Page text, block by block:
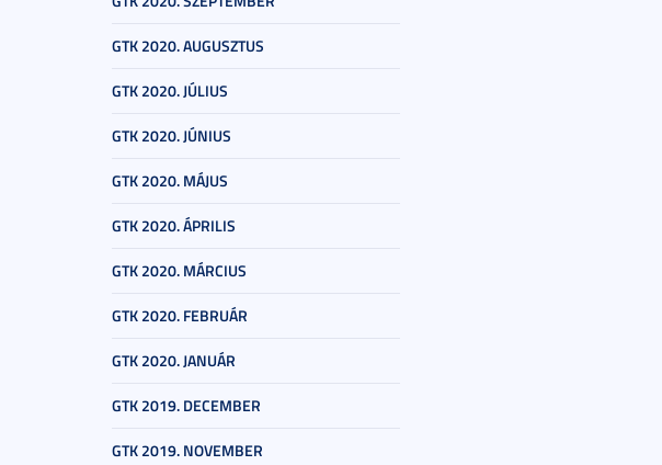
GTK 2020. AUGUSZTUS
GTK 2020. JÚLIUS
GTK 2020. JÚNIUS
GTK 2020. MÁJUS
GTK 2020. ÁPRILIS
GTK 2020. MÁRCIUS
GTK 2020. FEBRUÁR
GTK 2020. JANUÁR
GTK 2019. DECEMBER
GTK 2019. NOVEMBER